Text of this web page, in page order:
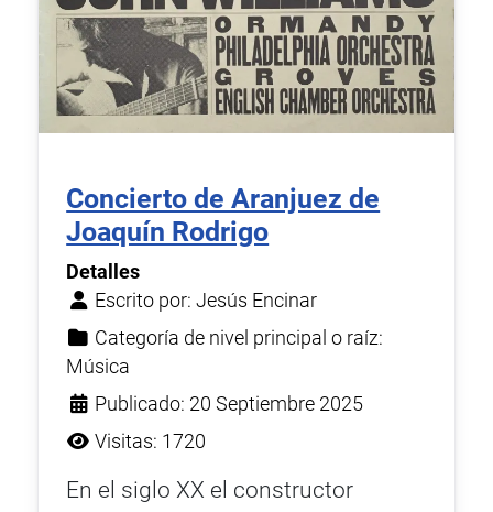
Concierto de Aranjuez de
Joaquín Rodrigo
Detalles
Escrito por:Jesús Encinar
Categoría de nivel principal o raíz:
Música
Publicado: 20 Septiembre 2025
Visitas: 1720
En el siglo XX el constructor